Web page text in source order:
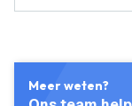
Meer weten?